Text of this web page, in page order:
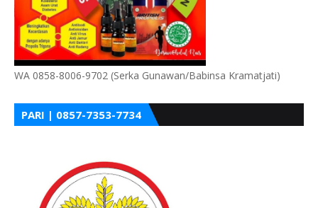
WA 0858-8006-9702 (Serka Gunawan/Babinsa Kramatjati)
PARI | 0857-7353-7734